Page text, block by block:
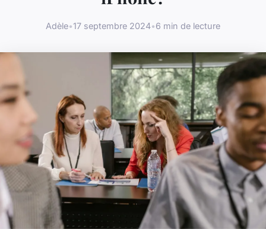
Adèle•17 septembre 2024•6 min de lecture